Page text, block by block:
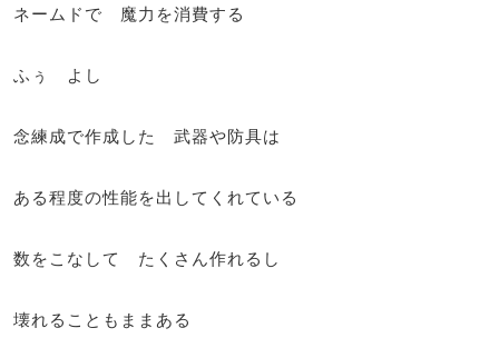
ネームドで 魔力を消費する
ふぅ よし
念練成で作成した 武器や防具は
ある程度の性能を出してくれている
数をこなして たくさん作れるし
壊れることもままある